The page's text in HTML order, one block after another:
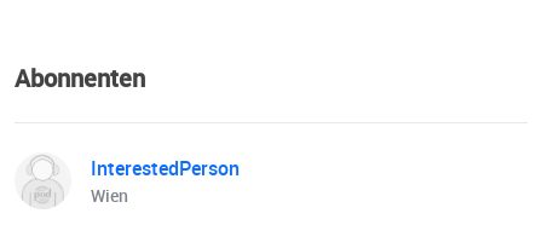
Abonnenten
InterestedPerson
Wien